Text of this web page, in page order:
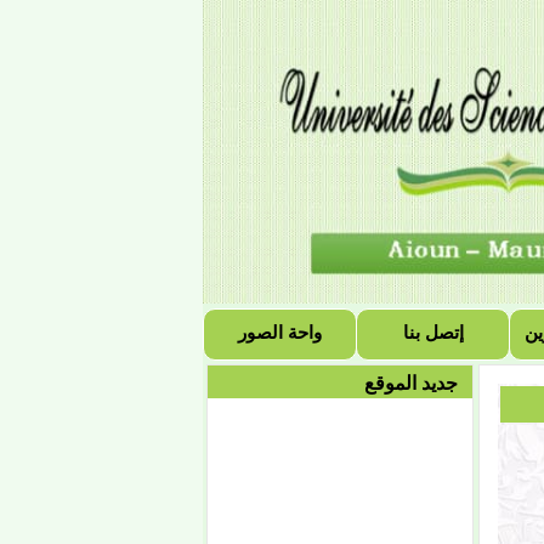
واحة الصور إتصل بنا
جديد الموقع
أكتوبر عند نهاية الدوام
إعلان
إعادة التسجيل
تعلن إدارة القبول
والتسجيل والمتابعة
بالجامعة، لجميع الطلاب
أن إعادة التسجيل للسنة
الجامعية 2019/2020
ستبدأ يوم الإثنين 08
صفر1441هـ الموافق 07
أكتوبر 2019 على تمام
الساعة الثامنة صباحا،
وتنتهي